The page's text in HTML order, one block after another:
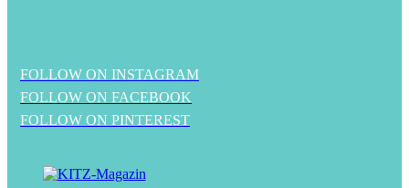
FOLLOW ON INSTAGRAM
FOLLOW ON FACEBOOK
FOLLOW ON PINTEREST